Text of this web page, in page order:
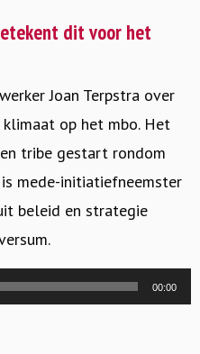
dit voor het
Joan Terpstra over
op het mbo. Het
tribe gestart rondom
mede-initiatiefneemster
beleid en strategie
00:00